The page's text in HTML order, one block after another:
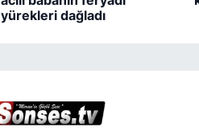
yürekleri dağladı